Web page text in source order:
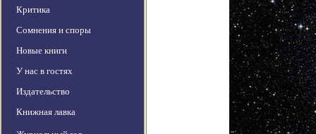
Критика
Сомнения и споры
Новые книги
У нас в гостях
Издательство
Книжная лавка